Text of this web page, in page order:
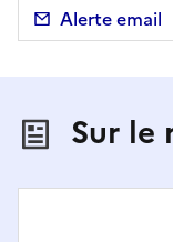
Alerte email
Sur le